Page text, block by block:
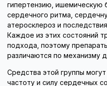
гипертензию, ишемическую
сердечного ритма,
атеросклероз и
Каждое из этих состояний
подхода, поэтому
различаются по механизму
Средства этой группы
частоту и силу сердечных